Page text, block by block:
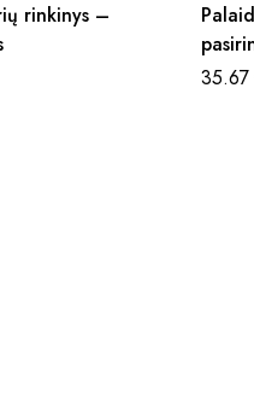
rinkinys –
35.67